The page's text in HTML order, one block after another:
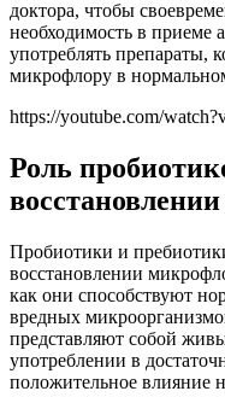
доктора, чтобы
необходимость в приеме
употреблять препараты,
микрофлору в
https://youtube.com/
Роль
Пробиотики и
восстановлении
как они способствуют
вредных
представляют собой
употреблении в
положительное влияние